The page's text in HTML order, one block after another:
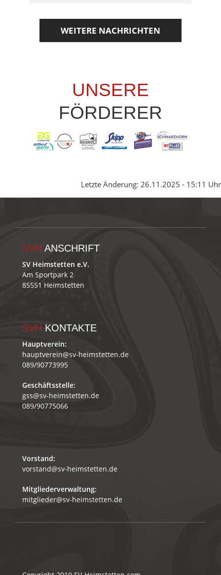
WEITERE NACHRICHTEN
UNSERE
FÖRDERER
Letzte Änderung: 26.11.2025 - 15:11 Uhr
SVH ANSCHRIFT
SV Heimstetten e.V.
Am Sportpark 2
85551 Heimstetten
SVH KONTAKTE
Hauptverein:
hauptverein@sv-heimstetten.de
089/90773995
Geschäftsstelle:
gss@sv-heimstetten.de
089/90775066
Vorstand:
vorstand@sv-heimstetten.de
Mitgliederverwaltung:
mitglieder@sv-heimstetten.de